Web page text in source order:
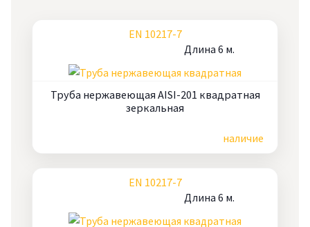
EN 10217-7
Длина 6 м.
Труба нержавеющая AISI-201 квадратная
зеркальная
наличие
EN 10217-7
Длина 6 м.